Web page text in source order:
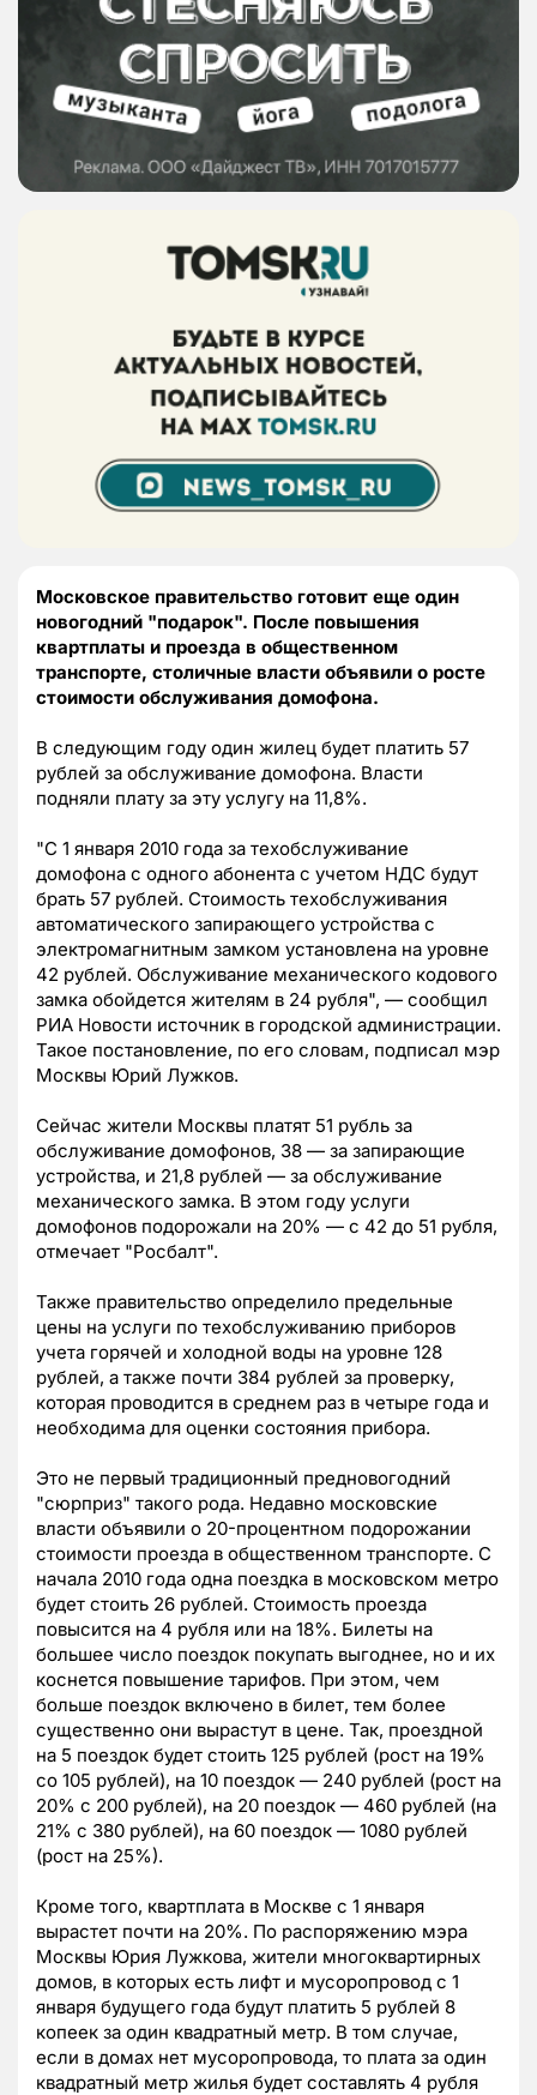
Московское правительство готовит еще один
новогодний "подарок". После повышения
квартплаты и проезда в общественном
транспорте, столичные власти объявили о росте
стоимости обслуживания домофона.
В следующим году один жилец будет платить 57
рублей за обслуживание домофона. Власти
подняли плату за эту услугу на 11,8%.
"С 1 января 2010 года за техобслуживание
домофона с одного абонента с учетом НДС будут
брать 57 рублей. Стоимость техобслуживания
автоматического запирающего устройства с
электромагнитным замком установлена на уровне
42 рублей. Обслуживание механического кодового
замка обойдется жителям в 24 рубля", — сообщил
РИА Новости источник в городской администрации.
Такое постановление, по его словам, подписал мэр
Москвы Юрий Лужков.
Сейчас жители Москвы платят 51 рубль за
обслуживание домофонов, 38 — за запирающие
устройства, и 21,8 рублей — за обслуживание
механического замка. В этом году услуги
домофонов подорожали на 20% — с 42 до 51 рубля,
отмечает "Росбалт".
Также правительство определило предельные
цены на услуги по техобслуживанию приборов
учета горячей и холодной воды на уровне 128
рублей, а также почти 384 рублей за проверку,
которая проводится в среднем раз в четыре года и
необходима для оценки состояния прибора.
Это не первый традиционный предновогодний
"сюрприз" такого рода. Недавно московские
власти объявили о 20-процентном подорожании
стоимости проезда в общественном транспорте. С
начала 2010 года одна поездка в московском метро
будет стоить 26 рублей. Стоимость проезда
повысится на 4 рубля или на 18%. Билеты на
большее число поездок покупать выгоднее, но и их
коснется повышение тарифов. При этом, чем
больше поездок включено в билет, тем более
существенно они вырастут в цене. Так, проездной
на 5 поездок будет стоить 125 рублей (рост на 19%
со 105 рублей), на 10 поездок — 240 рублей (рост на
20% с 200 рублей), на 20 поездок — 460 рублей (на
21% с 380 рублей), на 60 поездок — 1080 рублей
(рост на 25%).
Кроме того, квартплата в Москве с 1 января
вырастет почти на 20%. По распоряжению мэра
Москвы Юрия Лужкова, жители многоквартирных
домов, в которых есть лифт и мусоропровод с 1
января будущего года будут платить 5 рублей 8
копеек за один квадратный метр. В том случае,
если в домах нет мусоропровода, то плата за один
квадратный метр жилья будет составлять 4 рубля